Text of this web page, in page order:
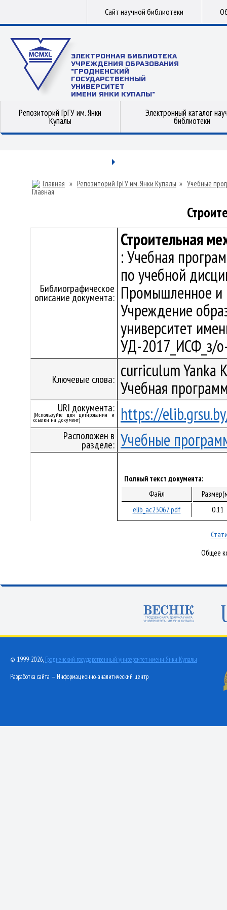
Сайт научной библиотеки
ЭЛЕКТРОННАЯ БИБЛИОТЕКА
УЧРЕЖДЕНИЯ ОБРАЗОВАНИЯ
"ГРОДНЕНСКИЙ
ГОСУДАРСТВЕННЫЙ
УНИВЕРСИТЕТ
ИМЕНИ ЯНКИ КУПАЛЫ"
Репозиторий ГрГУ им. Янки
Купалы
Электронный каталог
библиотеки
Главная » Репозиторий ГрГУ им. Янки Купалы » Учебные
Библиографическое
описание документа:
Строительная
: Учебная
по учебной
Промышленное и
Учреждение
университет
УД-2017_ИСФ_з/
Ключевые слова: curriculum Yanka
Учебная
URI документа:
(Используйте для цитирования и
ссылки на документ) https://
Расположен в
разделе: Учебные
Полный текст документа:
Файл
elib_ac23067.pdf
0.11
Общее
© 1999-2026, Гродненский государственный университет имени Янки Купалы
Разработка сайта — Информационно-аналитический центр